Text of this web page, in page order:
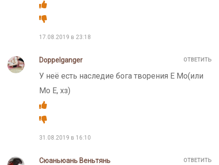
17.08.2019 в 23:18
Doppelganger
У неё есть наследие бога творения Е Мо(или
Мо Е, хз)
31.08.2019 в 16:10
ОТВЕТИТЬ
Сюаньюань Веньтянь ОТВЕТИТЬ